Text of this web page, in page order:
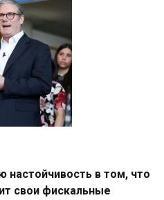
настойчивость в том, что
свои фискальные